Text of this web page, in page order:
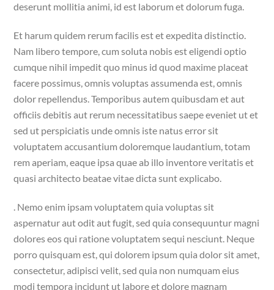
deserunt mollitia animi, id est laborum et dolorum fuga.
Et harum quidem rerum facilis est et expedita distinctio.
Nam libero tempore, cum soluta nobis est eligendi optio
cumque nihil impedit quo minus id quod maxime placeat
facere possimus, omnis voluptas assumenda est, omnis
dolor repellendus. Temporibus autem quibusdam et aut
officiis debitis aut rerum necessitatibus saepe eveniet ut et
sed ut perspiciatis unde omnis iste natus error sit
voluptatem accusantium doloremque laudantium, totam
rem aperiam, eaque ipsa quae ab illo inventore veritatis et
quasi architecto beatae vitae dicta sunt explicabo.
. Nemo enim ipsam voluptatem quia voluptas sit
aspernatur aut odit aut fugit, sed quia consequuntur magni
dolores eos qui ratione voluptatem sequi nesciunt. Neque
porro quisquam est, qui dolorem ipsum quia dolor sit amet,
consectetur, adipisci velit, sed quia non numquam eius
modi tempora incidunt ut labore et dolore magnam